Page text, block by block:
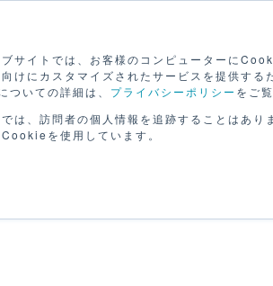
ブサイトでは、お客様のコンピューターに
向けにカスタマイズされたサービスを提供す
いての詳細は、 プライバシーポリシー をご
は、訪問者の個人情報を追跡することはあ
を使用しています。
販路を
ひろげる
セミナー
学ぶ